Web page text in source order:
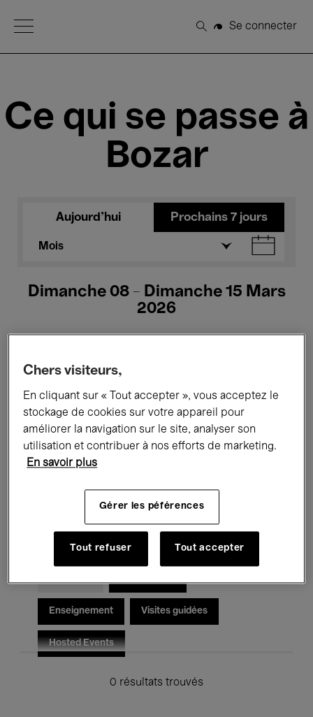
Open Menu
Rechercher
Se connecter
Ce qui se passe à
Bozar
Aujourd'hui Prochains 7 jours
Mois
Dimanche 08 - Dimanche 15 Mars
2026
Tous les événements Concerts
Expositions Films Performances
Rencontres & Débats
Musique classique Global Music
Musique électronique
Enseignement Visites guidées
Hosted Events
0 résultats trouvés
Chers visiteurs,
En cliquant sur « Tout accepter », vous acceptez le
stockage de cookies sur votre appareil pour
améliorer la navigation sur le site, analyser son
utilisation et contribuer à nos efforts de marketing.
En savoir plus
Gérer les péférences
Tout refuser Tout accepter